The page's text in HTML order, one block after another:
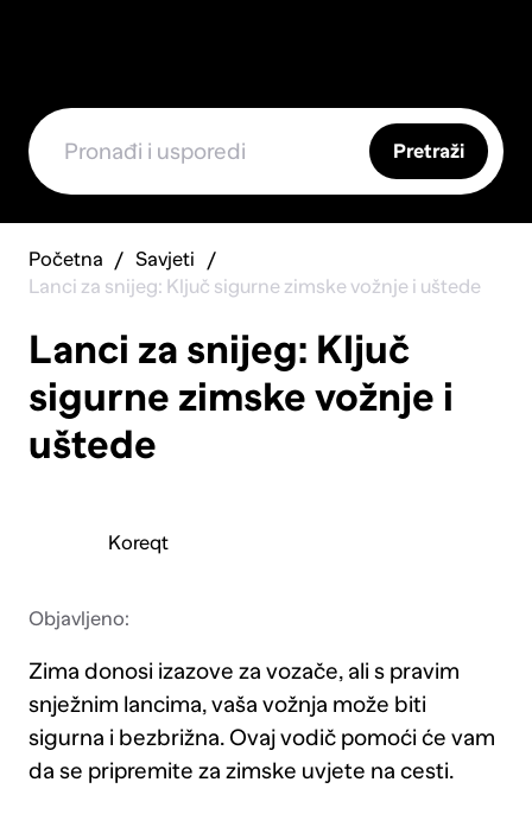
Pretraži
Početna
Savjeti
Lanci za snijeg: Ključ sigurne zimske vožnje i uštede
Lanci za snijeg: Ključ
sigurne zimske vožnje i
uštede
Koreqt
Objavljeno:
Zima donosi izazove za vozače, ali s pravim
snježnim lancima, vaša vožnja može biti
sigurna i bezbrižna. Ovaj vodič pomoći će vam
da se pripremite za zimske uvjete na cesti.